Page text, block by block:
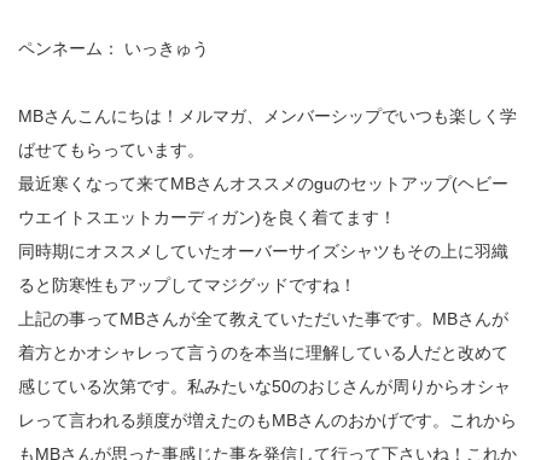
ペンネーム： いっきゅう
MBさんこんにちは！メルマガ、メンバーシップでいつも楽しく学
ばせてもらっています。
最近寒くなって来てMBさんオススメのguのセットアップ(ヘビー
ウエイトスエットカーディガン)を良く着てます！
同時期にオススメしていたオーバーサイズシャツもその上に羽織
ると防寒性もアップしてマジグッドですね！
上記の事ってMBさんが全て教えていただいた事です。MBさんが
着方とかオシャレって言うのを本当に理解している人だと改めて
感じている次第です。私みたいな50のおじさんが周りからオシャ
レって言われる頻度が増えたのもMBさんのおかげです。これから
もMBさんが思った事感じた事を発信して行って下さいね！これか